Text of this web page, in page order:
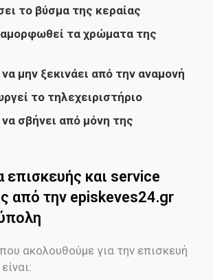
το βύσμα της κεραίας
τα χρώματα της
μην ξεκινάει από την αναμονή
το τηλεχειριστήριο
σβήνει από μόνη της
επισκευής και service
από την episkeves24.gr
ακολουθούμε για την επισκευή